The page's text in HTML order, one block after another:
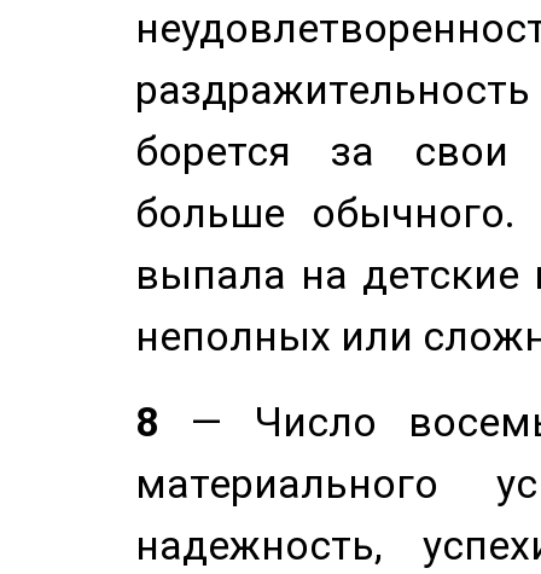
борется за свои
больше
выпала на детские
неполных или
8 — Число
материального
надежность,